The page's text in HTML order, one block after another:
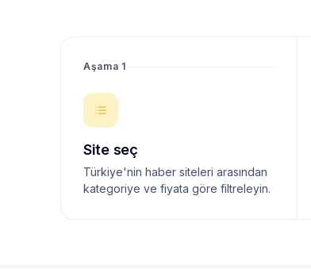
Aşama 1
Site seç
Türkiye'nin haber siteleri arasından
kategoriye ve fiyata göre filtreleyin.